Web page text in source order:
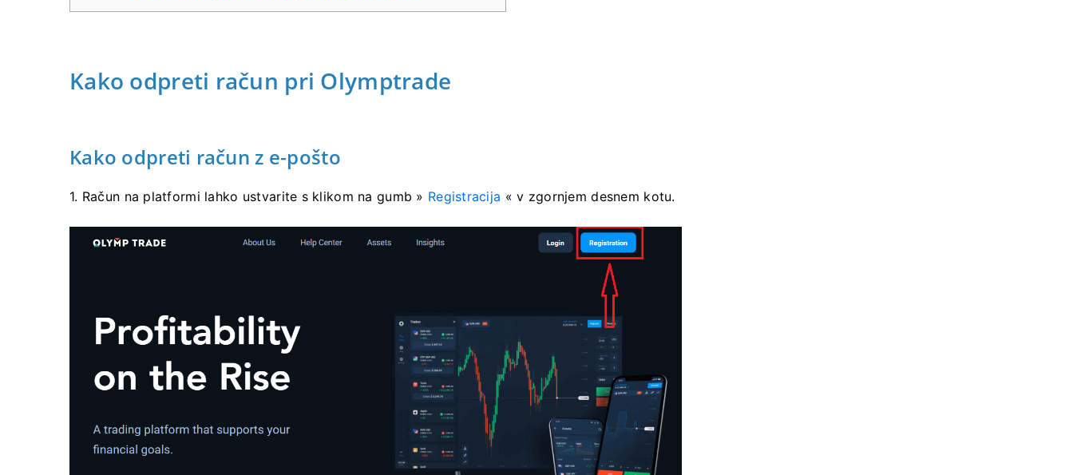
Kako odpreti račun pri Olymptrade
Kako odpreti račun z e-pošto
1. Račun na platformi lahko ustvarite s klikom na gumb » Registracija « v zgornjem desnem kotu.